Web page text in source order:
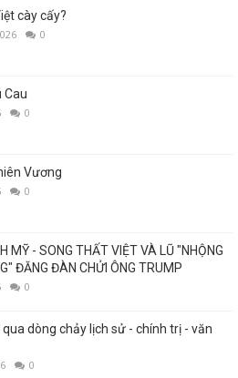
cày cấy?
0
Cau
0
Vương
0
MỸ - SONG THẤT VIỆT VÀ LŨ "NHỘNG
ĐĂNG ĐÀN CHỬI ÔNG TRUMP
0
qua dòng chảy lịch sử - chính trị - văn
0